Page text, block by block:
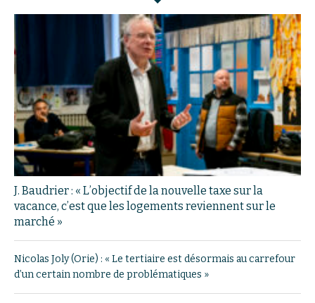
J. Baudrier : « L’objectif de la nouvelle taxe sur la
vacance, c’est que les logements reviennent sur le
marché »
Nicolas Joly (Orie) : « Le tertiaire est désormais au carrefour
d’un certain nombre de problématiques »